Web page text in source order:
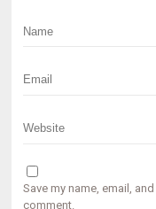
Save my name, email,
comment.